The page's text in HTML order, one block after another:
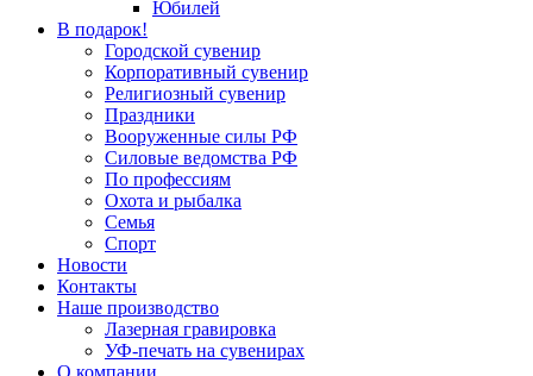
Юбилей
В подарок!
Городской сувенир
Корпоративный сувенир
Религиозный сувенир
Праздники
Вооруженные силы РФ
Силовые ведомства РФ
По профессиям
Охота и рыбалка
Семья
Спорт
Новости
Контакты
Наше производство
Лазерная гравировка
УФ-печать на сувенирах
О компании